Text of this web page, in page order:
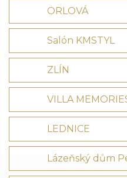
ORLOVÁ
Salón KMSTYL
ZLÍN
VILLA
LEDNICE
Lázeňský dům